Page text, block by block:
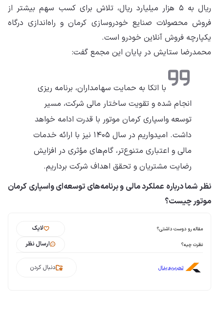
ریال به ۵ هزار میلیارد ریال، تلاش برای کسب سهم بیشتر از
فروش محصولات صنایع خودروسازی کرمان و راه‌اندازی درگاه
یکپارچه فروش آنلاین خودرو است.
محمدرضا ستایش در پایان این مجمع گفت:
با اتکا به حمایت سهامداران، برنامه ریزی
انجام شده و تقویت ساختار مالی شرکت، مسیر
توسعه واسپاری کرمان موتور با قدرت ادامه خواهد
داشت. امیدواریم در سال ۱۴۰۵ نیز با ارائه خدمات
مالی و اعتباری متنوع‌تر، گام‌های مؤثری در افزایش
رضایت مشتریان و تحقق اهداف شرکت برداریم.
نظر شما درباره عملکرد مالی و برنامه‌های توسعه‌ای واسپاری کرمان
موتور چیست؟
مقاله رو دوست داشتی؟ لایک
نظرت چیه؟ ارسال نظر
تحریریه پدال دنبال کردن